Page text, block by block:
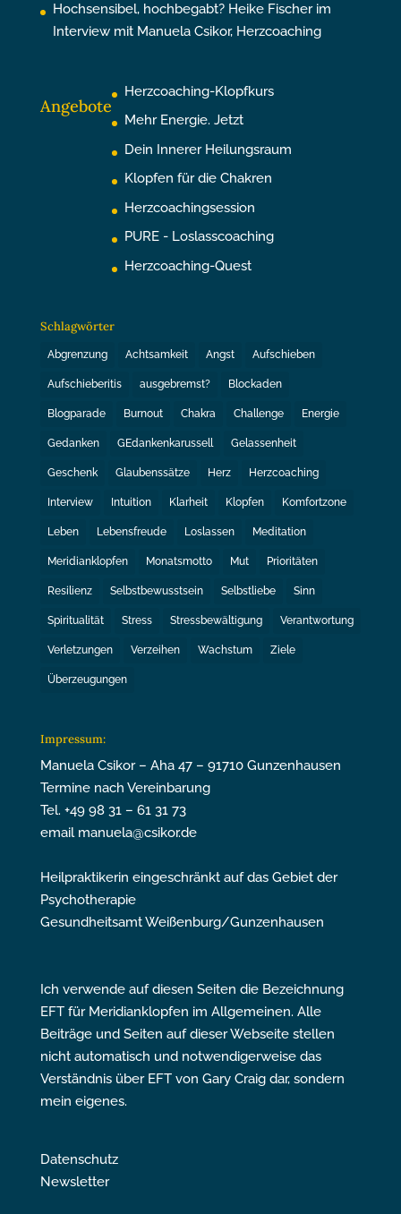
Hochsensibel, hochbegabt? Heike Fischer im
Interview mit Manuela Csikor, Herzcoaching
Angebote
Herzcoaching-Klopfkurs
Mehr Energie. Jetzt
Dein Innerer Heilungsraum
Klopfen für die Chakren
Herzcoachingsession
PURE - Loslasscoaching
Herzcoaching-Quest
Schlagwörter
Abgrenzung Achtsamkeit Angst Aufschieben
Aufschieberitis ausgebremst? Blockaden
Blogparade Burnout Chakra Challenge Energie
Gedanken GEdankenkarussell Gelassenheit
Geschenk Glaubenssätze Herz Herzcoaching
Interview Intuition Klarheit Klopfen Komfortzone
Leben Lebensfreude Loslassen Meditation
Meridianklopfen Monatsmotto Mut Prioritäten
Resilienz Selbstbewusstsein Selbstliebe Sinn
Spiritualität Stress Stressbewältigung Verantwortung
Verletzungen Verzeihen Wachstum Ziele
Überzeugungen
Impressum:
Manuela Csikor – Aha 47 – 91710 Gunzenhausen
Termine nach Vereinbarung
Tel. +49 98 31 – 61 31 73
email manuela@csikor.de
Heilpraktikerin eingeschränkt auf das Gebiet der
Psychotherapie
Gesundheitsamt Weißenburg/Gunzenhausen
Ich verwende auf diesen Seiten die Bezeichnung
EFT für Meridianklopfen im Allgemeinen. Alle
Beiträge und Seiten auf dieser Webseite stellen
nicht automatisch und notwendigerweise das
Verständnis über EFT von Gary Craig dar, sondern
mein eigenes.
Datenschutz
Newsletter